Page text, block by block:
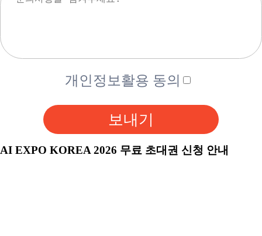
개인정보활용 동의
보내기
AI EXPO KOREA 2026 무료 초대권 신청 안내